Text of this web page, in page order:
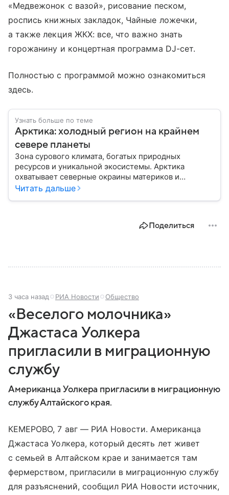
«Медвежонок с вазой», рисование песком,
роспись книжных закладок, Чайные ложечки,
а также лекция ЖКХ: все, что важно знать
горожанину и концертная программа DJ-сет.
Полностью с программой можно ознакомиться
здесь.
Узнать больше по теме
Арктика: холодный регион на крайнем
севере планеты
Зона сурового климата, богатых природных
ресурсов и уникальной экосистемы. Арктика
охватывает северные окраины материков и
акваторию Северного Ледовитого океана. В
Читать дальше
Поделиться
3 часа назад РИА Новости Общество
«Веселого молочника»
Джастаса Уолкера
пригласили в миграционную
службу
Американца Уолкера пригласили в миграционную
службу Алтайского края.
КЕМЕРОВО, 7 авг — РИА Новости. Американца
Джастаса Уолкера, который десять лет живет
с семьей в Алтайском крае и занимается там
фермерством, пригласили в миграционную службу
для разъяснений, сообщил РИА Новости источник,